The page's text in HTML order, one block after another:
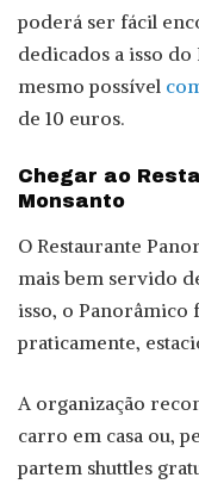
poderá ser fácil
dedicados a isso do
mesmo possível
de 10 euros.
Chegar ao
Monsanto
O Restaurante
mais bem servido
isso, o Panorâmico
praticamente,
A organização
carro em casa ou,
partem shuttles